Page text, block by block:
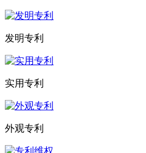
发明专利
实用专利
外观专利